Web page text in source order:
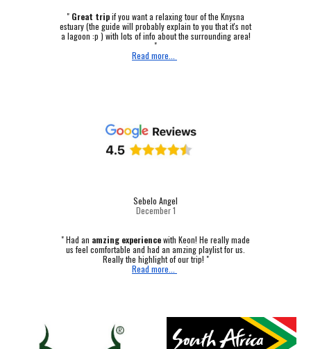
" Great tripif you want a relaxing tour of the Knysna
estuary (the guide will probably explain to you that it's not
a lagoon :p ) with lots of info about the surrounding area!
"
Read more...
Sebelo Angel
December 1
"Had an amzing experiencewith Keon! He really made
us feel comfortable and had an amzing playlist for us.
Really the highlight of our trip! "
Read more...